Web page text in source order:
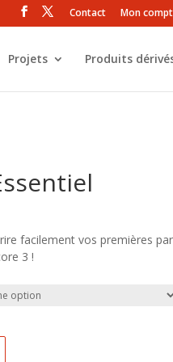
Contact Mon
Projets Produits
facilement vos premières
3 !